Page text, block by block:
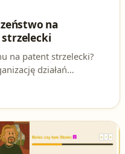
na
strzelecki
na patent strzelecki?
działań